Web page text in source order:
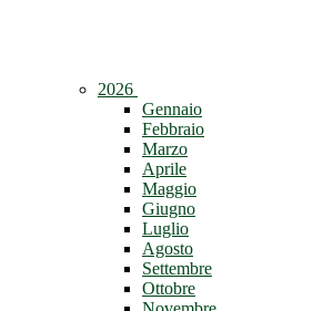
2026
Gennaio
Febbraio
Marzo
Aprile
Maggio
Giugno
Luglio
Agosto
Settembre
Ottobre